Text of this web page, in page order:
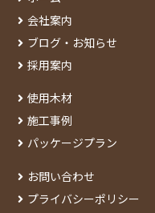
会社案内
ブログ・お知らせ
採用案内
使用木材
施工事例
パッケージプラン
お問い合わせ
プライバシーポリシー